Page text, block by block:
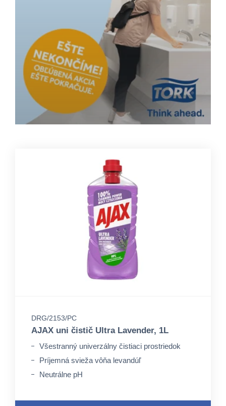
DRG/2153/PC
AJAX uni čistič Ultra Lavender, 1L
Všestranný univerzálny čistiaci prostriedok
Príjemná svieža vôňa levandúľ
Neutrálne pH